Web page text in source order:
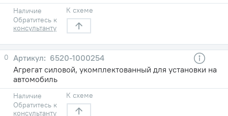
Наличие
Обратитесь к
консультанту
К схеме
0
6520-1000254
Агрегат силовой, укомплектованный для установки на
автомобиль
Наличие
Обратитесь к
консультанту
К схеме